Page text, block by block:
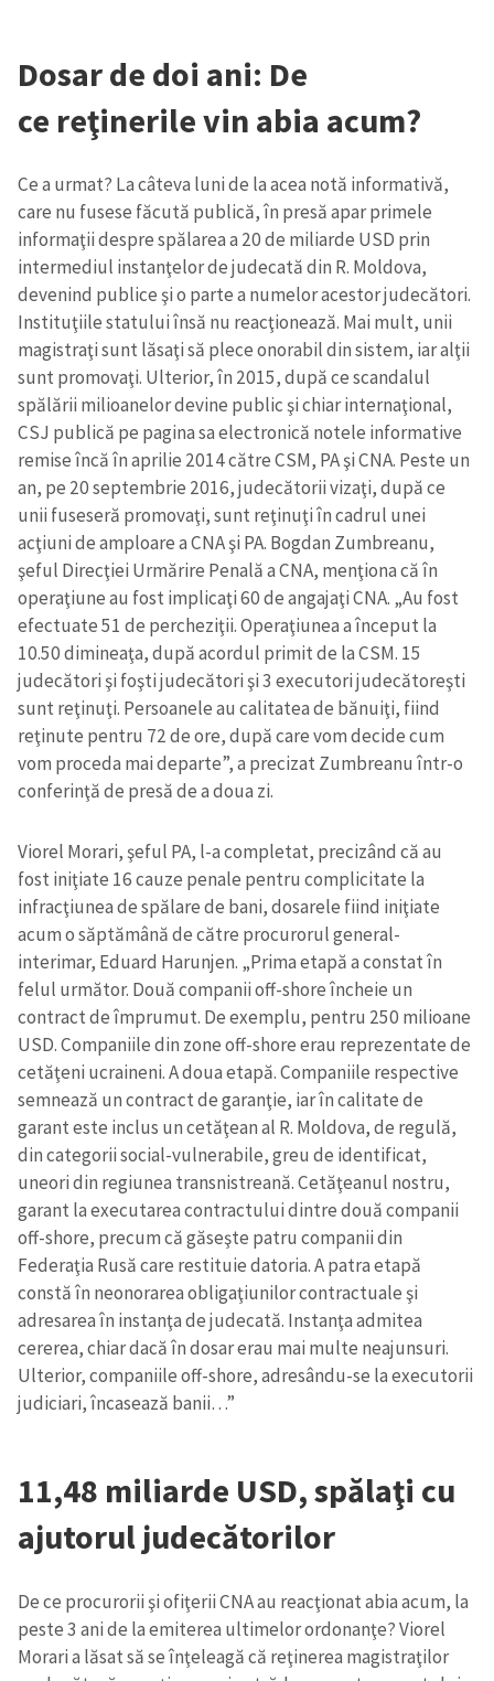
Dosar de doi ani: De
ce reţinerile vin abia acum?
Ce a urmat? La câteva luni de la acea notă informativă,
care nu fusese făcută publică, în presă apar primele
informaţii despre spălarea a 20 de miliarde USD prin
intermediul instanţelor de judecată din R. Moldova,
devenind publice şi o parte a numelor acestor judecători.
Instituţiile statului însă nu reacţionează. Mai mult, unii
magistraţi sunt lăsaţi să plece onorabil din sistem, iar alţii
sunt promovaţi. Ulterior, în 2015, după ce scandalul
spălării milioanelor devine public şi chiar internaţional,
CSJ publică pe pagina sa electronică notele informative
remise încă în aprilie 2014 către CSM, PA şi CNA. Peste un
an, pe 20 septembrie 2016, judecătorii vizaţi, după ce
unii fuseseră promovaţi, sunt reţinuţi în cadrul unei
acţiuni de amploare a CNA şi PA. Bogdan Zumbreanu,
şeful Direcţiei Urmărire Penală a CNA, menţiona că în
operaţiune au fost implicaţi 60 de angajaţi CNA. „Au fost
efectuate 51 de percheziţii. Operaţiunea a început la
10.50 dimineaţa, după acordul primit de la CSM. 15
judecători şi foşti judecători şi 3 executori judecătoreşti
sunt reţinuţi. Persoanele au calitatea de bănuiţi, fiind
reţinute pentru 72 de ore, după care vom decide cum
vom proceda mai departe”, a precizat Zumbreanu într-o
conferinţă de presă de a doua zi.
Viorel Morari, şeful PA, l-a completat, precizând că au
fost iniţiate 16 cauze penale pentru complicitate la
infracţiunea de spălare de bani, dosarele fiind iniţiate
acum o săptămână de către procurorul general-
interimar, Eduard Harunjen. „Prima etapă a constat în
felul următor. Două companii off-shore încheie un
contract de împrumut. De exemplu, pentru 250 milioane
USD. Companiile din zone off-shore erau reprezentate de
cetăţeni ucraineni. A doua etapă. Companiile respective
semnează un contract de garanţie, iar în calitate de
garant este inclus un cetăţean al R. Moldova, de regulă,
din categorii social-vulnerabile, greu de identificat,
uneori din regiunea transnistreană. Cetăţeanul nostru,
garant la executarea contractului dintre două companii
off-shore, precum că găseşte patru companii din
Federaţia Rusă care restituie datoria. A patra etapă
constă în neonorarea obligaţiunilor contractuale şi
adresarea în instanţa de judecată. Instanţa admitea
cererea, chiar dacă în dosar erau mai multe neajunsuri.
Ulterior, companiile off-shore, adresându-se la executorii
judiciari, încasează banii…”
11,48 miliarde USD, spălaţi cu
ajutorul judecătorilor
De ce procurorii şi ofiţerii CNA au reacţionat abia acum, la
peste 3 ani de la emiterea ultimelor ordonanţe? Viorel
Morari a lăsat să se înţeleagă că reţinerea magistraţilor